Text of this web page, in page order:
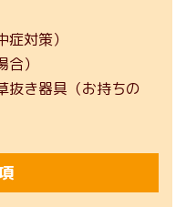
対策）
）
抜き器具（お持ちの